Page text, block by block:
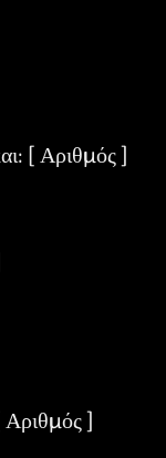
[ Αριθμός ]
]